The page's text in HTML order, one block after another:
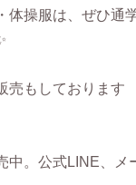
体操服は、ぜひ通
売もしております
中。公式LINE、メ